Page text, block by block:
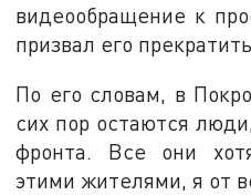
видеообращение к
призвал его
По его словам, в
сих пор остаются
фронта. Все они
этими жителями, я от